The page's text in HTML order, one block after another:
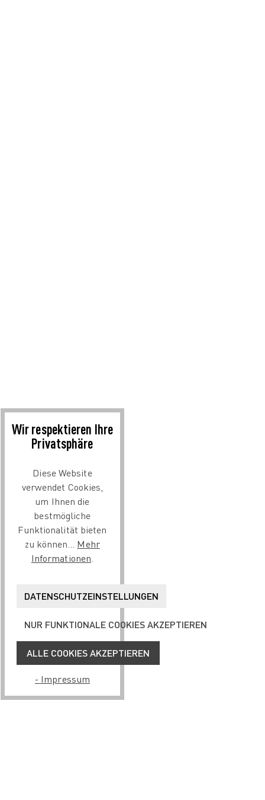
Wir respektieren Ihre
Privatsphäre
Diese Website
verwendet Cookies,
um Ihnen die
bestmögliche
Funktionalität bieten
zu können... Mehr
Informationen.
DATENSCHUTZEINSTELLUNGEN
NUR FUNKTIONALE COOKIES AKZEPTIEREN
ALLE COOKIES AKZEPTIEREN
- Impressum